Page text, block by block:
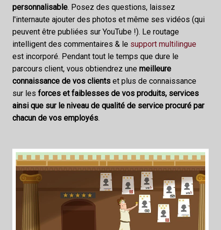
personnalisable. Posez des questions, laissez
l'internaute ajouter des photos et même ses vidéos (qui
peuvent être publiées sur YouTube !). Le routage
intelligent des commentaires & le support multilingue
est incorporé. Pendant tout le temps que dure le
parcours client, vous obtiendrez une meilleure
connaissance de vos clients et plus de connaissance
sur les forces et faiblesses de vos produits, services
ainsi que sur le niveau de qualité de service procuré par
chacun de vos employés.